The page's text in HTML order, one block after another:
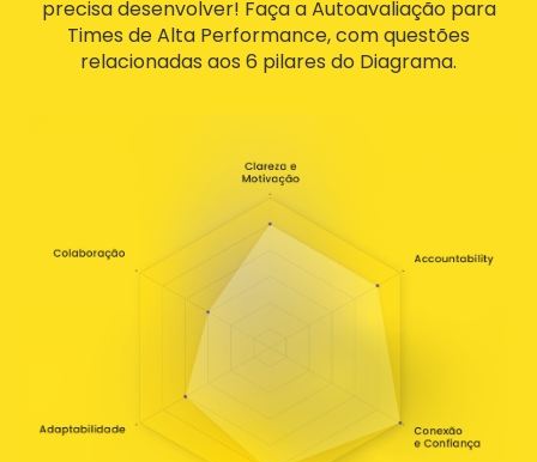
precisa desenvolver! Faça a Autoavaliação para
Times de Alta Performance, com questões
relacionadas aos 6 pilares do Diagrama.